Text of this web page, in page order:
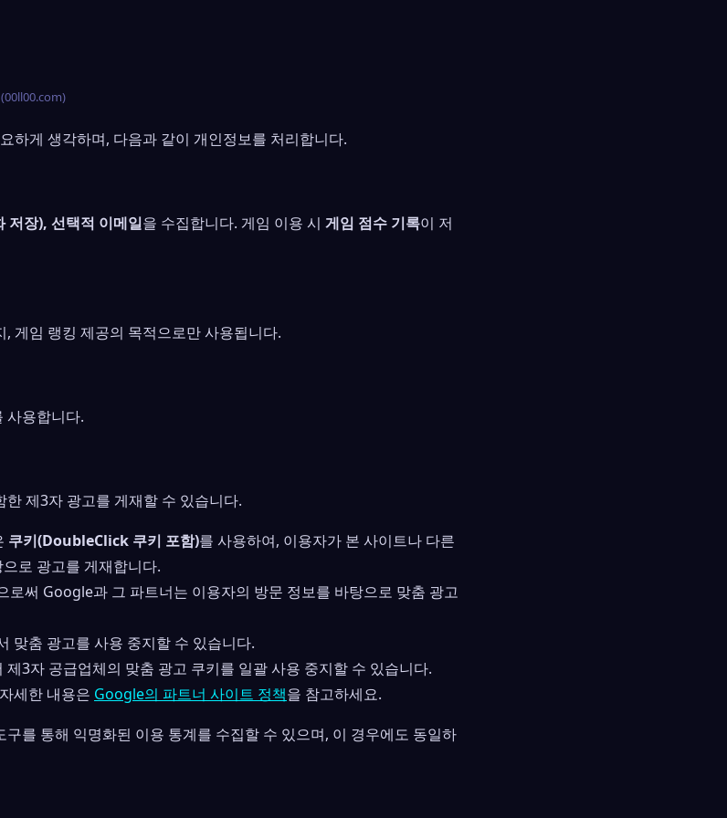
하게 생각하며, 다음과 같이 개인정보를 처리합니다.
저장), 선택적 이메일을 수집합니다. 게임 이용 시 게임 점수 기록이 저
게임 랭킹 제공의 목적으로만 사용됩니다.
사용합니다.
제3자 광고를 게재할 수 있습니다.
쿠키(DoubleClick 쿠키 포함)를 사용하여, 이용자가 본 사이트나 다른
로 광고를 게재합니다.
로써 Google과 그 파트너는 이용자의 방문 정보를 바탕으로 맞춤 광고
맞춤 광고를 사용 중지할 수 있습니다.
제3자 공급업체의 맞춤 광고 쿠키를 일괄 사용 중지할 수 있습니다.
세한 내용은 Google의 파트너 사이트 정책을 참고하세요.
를 통해 익명화된 이용 통계를 수집할 수 있으며, 이 경우에도 동일하